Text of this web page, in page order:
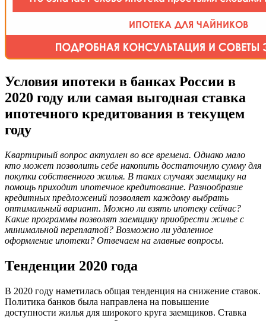
Условия ипотеки в банках России в
2020 году или самая выгодная ставка
ипотечного кредитования в текущем
году
Квартирный вопрос актуален во все времена. Однако мало
кто может позволить себе накопить достаточную сумму для
покупки собственного жилья. В таких случаях заемщику на
помощь приходит ипотечное кредитование. Разнообразие
кредитных предложений позволяет каждому выбрать
оптимальный вариант. Можно ли взять ипотеку сейчас?
Какие программы позволят заемщику приобрести жилье с
минимальной переплатой? Возможно ли удаленное
оформление ипотеки? Отвечаем на главные вопросы.
Тенденции 2020 года
В 2020 году наметилась общая тенденция на снижение ставок.
Политика банков была направлена на повышение
доступности жилья для широкого круга заемщиков. Ставка